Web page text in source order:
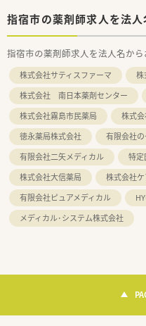
指宿市の薬剤師求人を法
指宿市の薬剤師求人を法人名から
株式会社サティスファーマ
株
株式会社 南日本薬剤センター
株式会社霧島市民薬局
株式会
徳永薬局株式会社
有限会社
有限会社二矢メディカル
特定
株式会社大信薬局
株式会社
有限会社ピュアメディカル
メディカル･システム株式会社